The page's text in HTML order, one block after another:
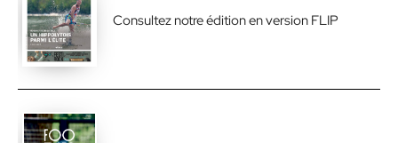
Consultez notre édition en version FLIP